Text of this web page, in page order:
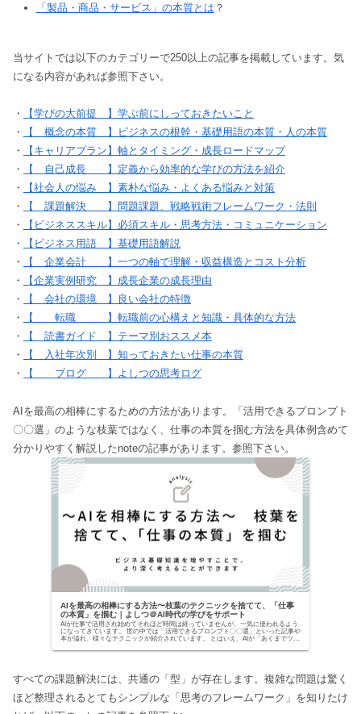
「製品・商品・サービス」の本質とは ？
当サイトでは以下のカテゴリーで250以上の記事を掲載しています。気
になる内容があれば参照下さい。
・
【学びの大前提 】学ぶ前にしっておきたいこと
・
【 概念の本質 】ビジネスの根幹・基礎用語の本質・人の本質
・
【キャリアプラン】軸とタイミング・成長ロードマップ
・
【 自己成長 】定義から効率的な学びの方法を紹介
・
【社会人の悩み 】素朴な悩み・よくある悩みと対策
・
【 課題解決 】問題課題、戦略戦術フレームワーク・法則
・
【ビジネススキル】必須スキル・思考方法・コミュニケーション
・
【ビジネス用語 】基礎用語解説
・
【 企業会計 】一つの軸で理解・収益構造とコスト分析
・
【企業実例研究 】成長企業の成長理由
・
【 会社の環境 】良い会社の特徴
・
【 転職 】転職前の心構えと知識・具体的な方法
・
【 読書ガイド 】テーマ別おススメ本
・
【 入社年次別 】知っておきたい仕事の本質
・
【 ブログ 】よしつの思考ログ
AIを最高の相棒にするための方法があります。「活用できるプロンプト
〇〇選」のような枝葉ではなく、仕事の本質を掴む方法を具体例含めて
分かりやすく解説したnoteの記事があります。参照下さい。
AIを最高の相棒にする方法〜枝葉のテクニックを捨てて、「仕事
の本質」を掴む｜よしつ＠AI時代の学びをサポート
AIが仕事で活用され始めてそれほど時間は経っていませんが、一気に使われるよう
になってきています。 世の中では「活用できるプロンプト〇〇選」といった記事や
本が溢れ、様々なテクニックが紹介されています。 とはいえ、AIが「あくまでツー
すべての課題解決には、共通の「型」が存在します。複雑な問題は驚く
ほど整理されるとてもシンプルな「思考のフレームワーク」を知りたけ